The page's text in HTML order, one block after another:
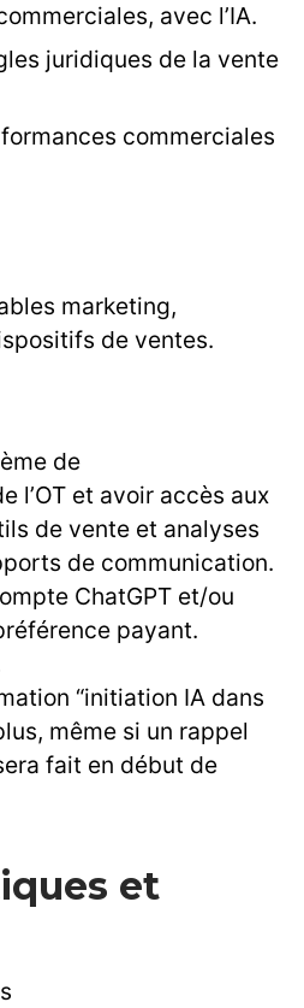
avec l’IA.
juridiques de la vente
commerciales
marketing,
de ventes.
de
l’OT et avoir accès aux
de vente et analyses
de communication.
ChatGPT et/ou
payant.
“initiation IA dans
même si un rappel
fait en début de
et